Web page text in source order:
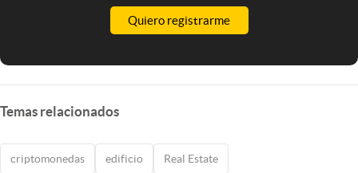
Quiero registrarme
Temas relacionados
criptomonedas edificio Real Estate